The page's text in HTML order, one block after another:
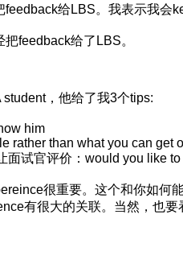
给LBS。我表示我会
feedback给了LBS。
，他给了我3个tips:
him
rather than what you can get
试官评价：would you like
很重要。这个和你如何
有很大的关联。当然，也要